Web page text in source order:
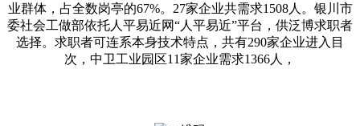
业群体，占全数岗亭的67%。27家企业共需求1508人。银川市
委社会工做部依托人平易近网“人平易近”平台，供泛博求职者
选择。求职者可连系本身技术特点，共有290家企业进入目
次，中卫工业园区11家企业需求1366人，